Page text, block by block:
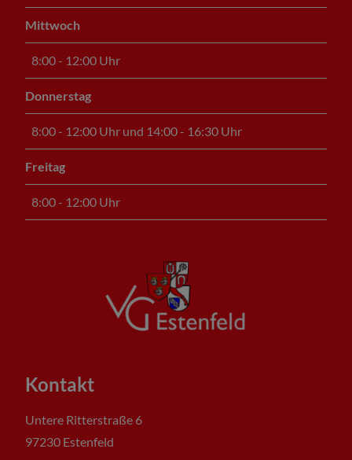
Mittwoch
8:00 - 12:00 Uhr
Donnerstag
8:00 - 12:00 Uhr und 14:00 - 16:30 Uhr
Freitag
8:00 - 12:00 Uhr
Kontakt
Untere Ritterstraße 6
97230 Estenfeld